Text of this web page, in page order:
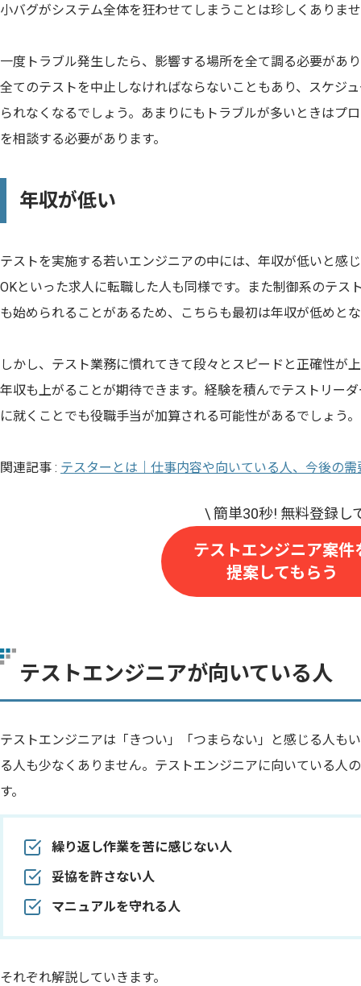
小バグがシステム全体を狂わせてしまうことは珍しくありま
一度トラブル発生したら、影響する場所を全て調る必要があ
全てのテストを中止しなければならないこともあり、スケジ
られなくなるでしょう。あまりにもトラブルが多いときはプ
を相談する必要があります。
年収が低い
テストを実施する若いエンジニアの中には、年収が低いと感
OKといった求人に転職した人も同様です。また制御系のテス
も始められることがあるため、こちらも最初は年収が低めと
しかし、テスト業務に慣れてきて段々とスピードと正確性が
年収も上がることが期待できます。経験を積んでテストリー
に就くことでも役職手当が加算される可能性があるでしょう。
関連記事 : テスターとは｜仕事内容や向いている人、今後の
テストエンジニア案件
提案してもらう
テストエンジニアが向いている人
テストエンジニアは「きつい」「つまらない」と感じる人も
る人も少なくありません。テストエンジニアに向いている人
す。
繰り返し作業を苦に感じない人
妥協を許さない人
マニュアルを守れる人
それぞれ解説していきます。